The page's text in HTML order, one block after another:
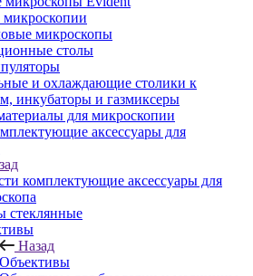
микроскопы
столы
и охлаждающие столики к
инкубаторы и газмиксеры
для микроскопии
аксессуары для
комплектующие аксессуары для
стеклянные
Назад
Объективы